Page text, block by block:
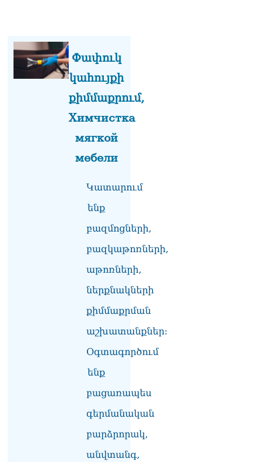
Փափուկ
կահույքի
քիմմաքրում,
Химчистка
мягкой
мебели
Կատարում
ենք
բազմոցների,
բազկաթոռների,
աթոռների,
ներքնակների
քիմմաքրման
աշխատանքներ:
Օգտագործում
ենք
բացառապես
գերմանական
բարձրորակ,
անվտանգ,